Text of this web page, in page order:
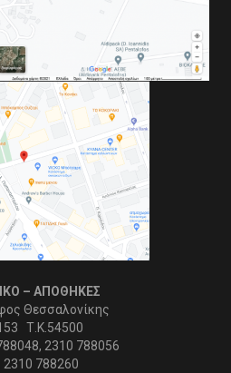
– ΑΠΟΘΗΚΕΣ
Θεσσαλονίκης
Τ.Κ.54500
2310 788056
2310 788260